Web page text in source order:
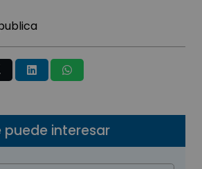
puede interesar